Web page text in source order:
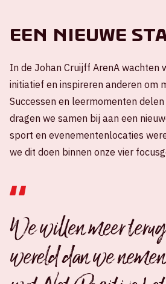
Een nieuwe
In de Johan Cruijff ArenA wachten
initiatief en inspireren anderen om
Successen en leermomenten
dragen we samen bij aan een
sport en evenementenlocaties
we dit doen binnen onze vier
We willen meer
wereld dan we